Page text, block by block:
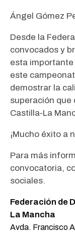
Ángel Gómez
Desde la
convocados y
esta
este
demostrar la
superación que
Castilla-La
¡Mucho éxito a
Para más
convocatoria,
sociales.
Federación de
La Mancha
Avda. Francisco